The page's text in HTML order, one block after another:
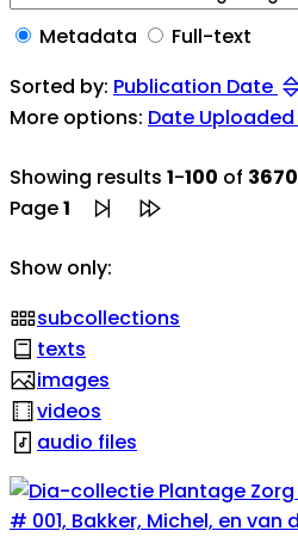
Metadata
Full-text
Sorted by: Publication Date
More options: Date Uploaded
Showing results 1-100 of 3670
Page1
Show only:
subcollections
texts
images
videos
audio files